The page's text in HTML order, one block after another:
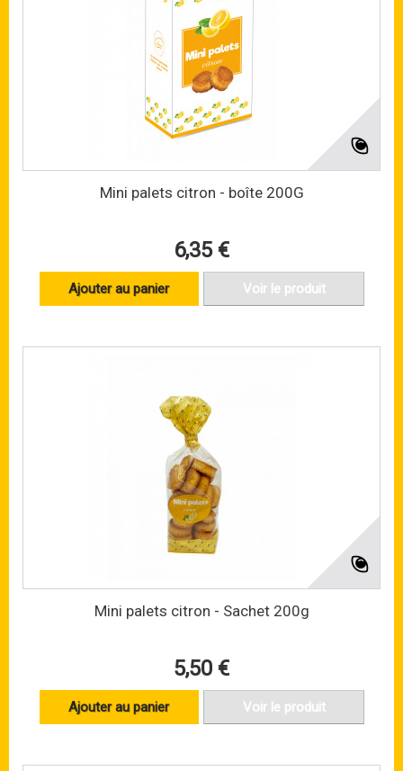
Mini palets citron - boîte 200G
6,35 €
Ajouter au panier Voir le produit
Mini palets citron - Sachet 200g
5,50 €
Ajouter au panier Voir le produit